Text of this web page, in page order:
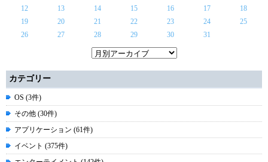
12
13 14 15 16 17
18
19
20 21 22 23 24
25
26
27 28 29 30 31
カテゴリー
OS (3件)
その他 (30件)
アプリケーション (61件)
イベント (375件)